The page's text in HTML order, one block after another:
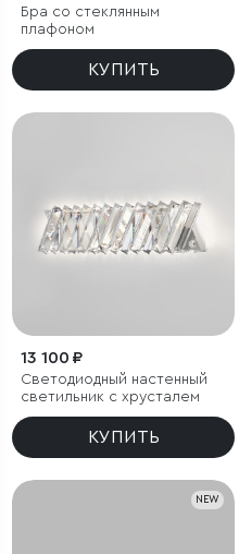
Бра со стеклянным
плафоном
КУПИТЬ
13 100 ₽
Светодиодный настенный
светильник с хрусталем
КУПИТЬ
NEW